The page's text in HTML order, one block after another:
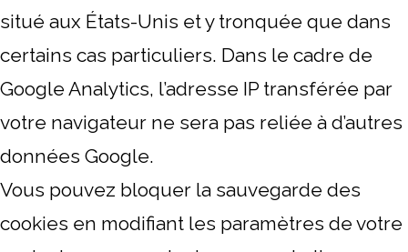
situé aux États-Unis et y tronquée que dans
certains cas particuliers. Dans le cadre de
Google Analytics, l’adresse IP transférée par
votre navigateur ne sera pas reliée à d’autres
données Google.
Vous pouvez bloquer la sauvegarde des
cookies en modifiant les paramètres de votre